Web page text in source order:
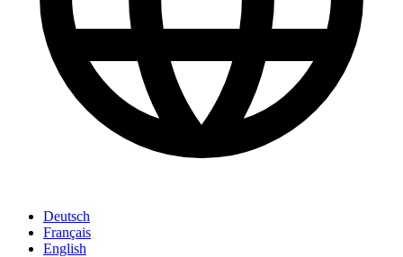
Deutsch
Français
English